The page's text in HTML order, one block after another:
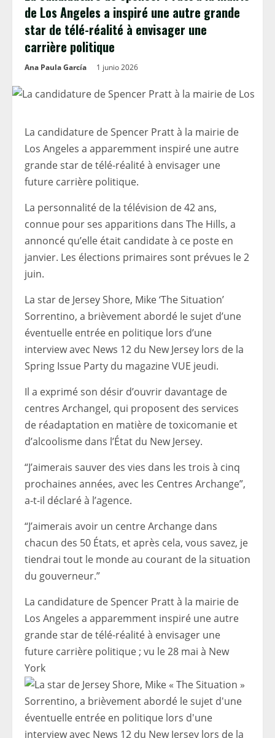
de Los Angeles a inspiré une autre grande
star de télé-réalité à envisager une
carrière politique
Ana Paula García 1 junio 2026
La candidature de Spencer Pratt à la mairie de
Los Angeles a apparemment inspiré une autre
grande star de télé-réalité à envisager une
future carrière politique.
La personnalité de la télévision de 42 ans,
connue pour ses apparitions dans The Hills, a
annoncé qu’elle était candidate à ce poste en
janvier. Les élections primaires sont prévues le 2
juin.
La star de Jersey Shore, Mike ‘The Situation’
Sorrentino, a brièvement abordé le sujet d’une
éventuelle entrée en politique lors d’une
interview avec News 12 du New Jersey lors de la
Spring Issue Party du magazine VUE jeudi.
Il a exprimé son désir d’ouvrir davantage de
centres Archangel, qui proposent des services
de réadaptation en matière de toxicomanie et
d’alcoolisme dans l’État du New Jersey.
“J’aimerais sauver des vies dans les trois à cinq
prochaines années, avec les Centres Archange”,
a-t-il déclaré à l’agence.
“J’aimerais avoir un centre Archange dans
chacun des 50 États, et après cela, vous savez, je
tiendrai tout le monde au courant de la situation
du gouverneur.”
La candidature de Spencer Pratt à la mairie de
Los Angeles a apparemment inspiré une autre
grande star de télé-réalité à envisager une
future carrière politique ; vu le 28 mai à New
York